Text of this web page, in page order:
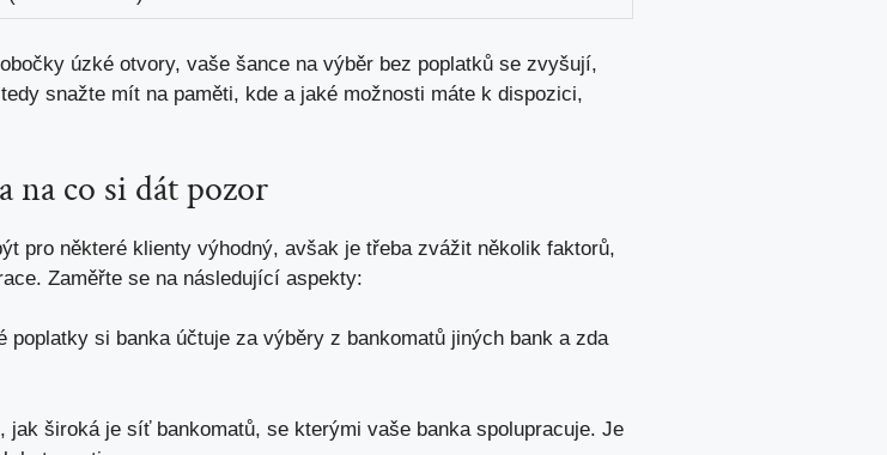
úzké otvory, vaše šance na výběr bez poplatků se zvyšují,
snažte mít na paměti, kde a jaké možnosti máte k dispozici,
na co si dát pozor
pro některé klienty výhodný, avšak je třeba zvážit několik faktorů,
Zaměřte se na následující aspekty:
poplatky si banka účtuje za výběry z bankomatů jiných bank a zda
jak široká je síť bankomatů, se kterými vaše banka spolupracuje. Je